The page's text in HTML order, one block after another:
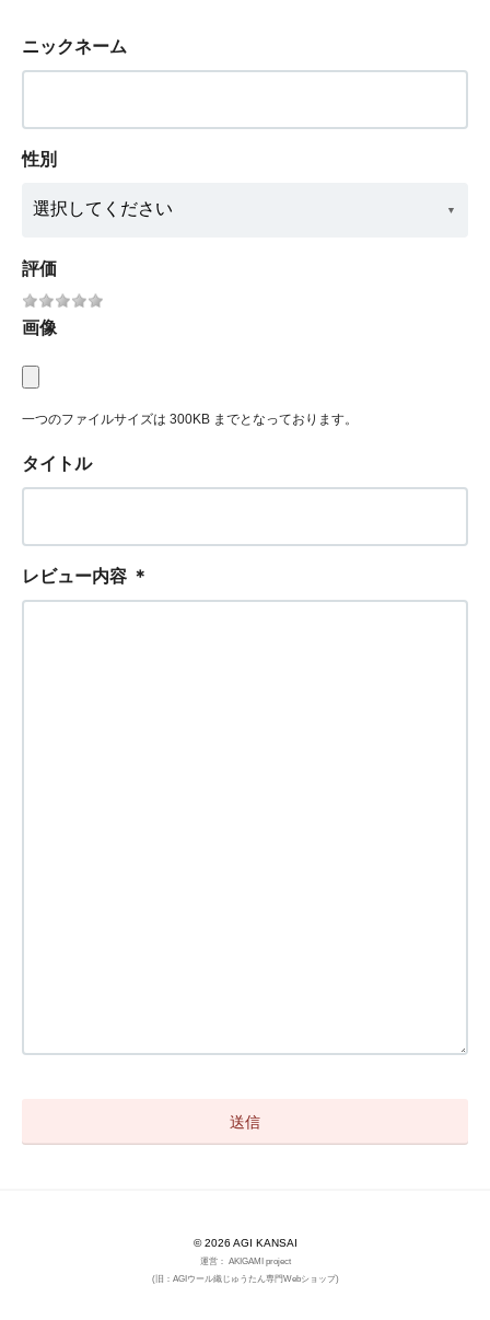
ニックネーム
性別
評価
画像
一つのファイルサイズは 300KB までとなっております。
タイトル
レビュー内容 ＊
© 2026 AGI KANSAI
運営： AKIGAMI project
(旧：AGIウール織じゅうたん専門Webショップ)